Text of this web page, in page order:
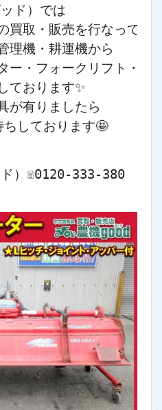
ド）では
買取・販売を行なってお
理機・耕運機から
ー・フォークリフト・ユ
ております✨
が有りましたら
しております🤩
ド）☏0120-333-380